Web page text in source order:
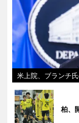
米上院、ブランチ
柏、